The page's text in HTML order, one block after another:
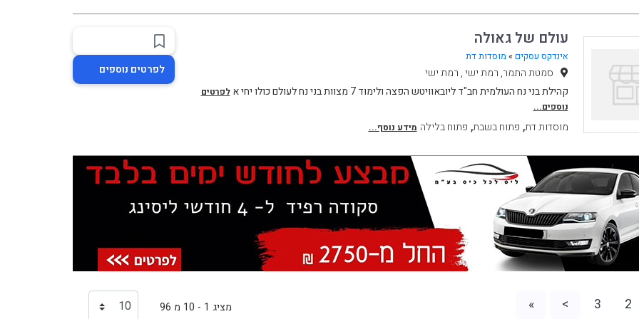
עולם של גאולה
אינדקס עסקים » מוסדות דת
סמטת התמר, רמת ישי , רמת ישי
קהילת בני נח העולמית חב"ד ליובאוויטש הפצה ולימוד 7 מצוות בני נח לעולם כולו יחי א
לפרטים
נוספים...
מוסדות דת, פתוח בשבת, פתוח בלילה מידע נוסף...
לפרטים נוספים
2
3
>
» מציג 1 - 10 מ 96